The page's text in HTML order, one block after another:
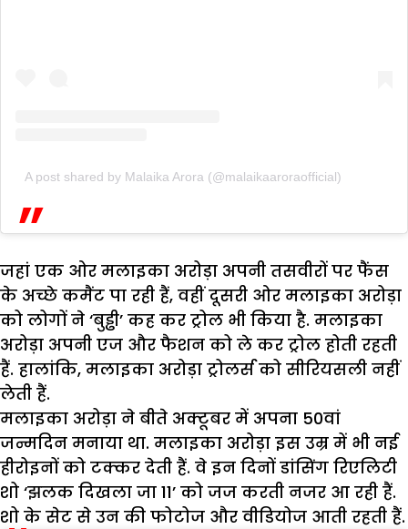
A post shared by Malaika Arora (@malaikaaroraofficial)
जहां एक ओर मलाइका अरोड़ा अपनी तसवीरों पर फैंस
के अच्छे कमैंट पा रही हैं, वहीं दूसरी ओर मलाइका अरोड़ा
को लोगों ने ‘बुड्ढी’ कह कर ट्रोल भी किया है. मलाइका
अरोड़ा अपनी एज और फैशन को ले कर ट्रोल होती रहती
हैं. हालांकि, मलाइका अरोड़ा ट्रोलर्स को सीरियसली नहीं
लेती हैं.
मलाइका अरोड़ा ने बीते अक्टूबर में अपना 50वां
जन्मदिन मनाया था. मलाइका अरोड़ा इस उम्र में भी नई
हीरोइनों को टक्कर देती हैं. वे इन दिनों डांसिंग रिएलिटी
शो ‘झलक दिखला जा 11’ को जज करती नजर आ रही हैं.
शो के सेट से उन की फोटोज और वीडियोज आती रहती हैं.